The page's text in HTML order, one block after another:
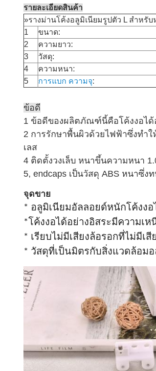
รายละเอียดสินค้า
»รางม่านโค้งอลูมิเนียมรูปตัว L สำหรับ
1
ขนาด:
2
ความยาว:
3
วัสดุ:
4
ความหนา:
5
การแบก ความจุ:
ข้อดี
1 ข้อดีของผลิตภัณฑ์นี้คือโค้งงอได้
2 การรักษาพื้นผิวด้วยไฟฟ้าซึ่งทำ
เลส
4 ติดตั้งวงเล็บ หนาขึ้นความหนา
5, endcaps เป็นวัสดุ ABS หนาซึ่ง
จุดขาย
* อลูมิเนียมอัลลอยด์หนักโค้งง
* โค้งงอได้อย่างอิสระมีความเห
* เรียบไม่มีเสียงล้อรอกที่ไม่มีเสี
* วัสดุที่เป็นมิตรกับสิ่งแวดล้อม